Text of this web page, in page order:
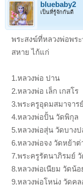
bluebaby2
เป็นที่รู้จักกันดี
พระสงฆ์ที่หลวงพ่อพร
สหาย ไก้แก่
1.หลวงพ่อ ปาน
2.หลวงพ่อ เล็ก เกสโร
3.พระครูอุดมสมาจารย์
4.หลวงพ่อปั้น วัดพิกุล
5.หลวงพ่อสุ่น วัดบาง
6.หลวงพ่อจง วัดหย้าต่
7.พระครูรัตนาภิรมย์
8.หลวงพ่อเนียม วัดน้อ
9.หลวงพ่อโหน่ง วัดค